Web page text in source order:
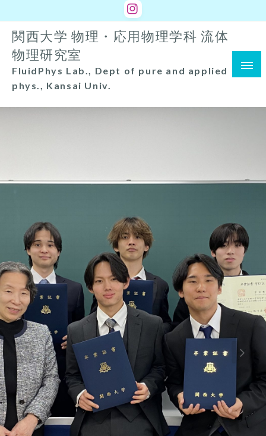
ン
キ
関西大学 物理・応用物理学科 流体
物理研究室
FluidPhys Lab., Dept of pure and applied
phys., Kansai Univ.